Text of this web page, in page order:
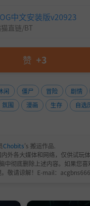
中文安装版v20923
直链/BT
赞 +3
闲 僵尸 冒险 剧情
氛围 漫画 生存 自选
Chobits's 搬运作品.
外各大媒体和网络，仅供试玩
中彻底删除上述内容。如果您
敬请谅解！E-mail：